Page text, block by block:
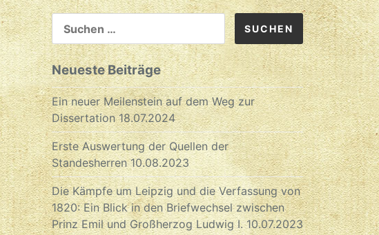
SUCHEN
NACH:
Neueste Beiträge
Ein neuer Meilenstein auf dem Weg zur
Dissertation 18.07.2024
Erste Auswertung der Quellen der
Standesherren 10.08.2023
Die Kämpfe um Leipzig und die Verfassung von
1820: Ein Blick in den Briefwechsel zwischen
Prinz Emil und Großherzog Ludwig I. 10.07.2023